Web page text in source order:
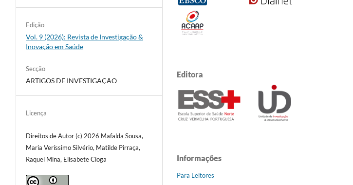
Edição
Vol. 9 (2026): Revista de Investigação &
Inovação em Saúde
Secção
ARTIGOS DE INVESTIGAÇÃO
Licença
Direitos de Autor (c) 2026 Mafalda Sousa,
Maria Veríssimo Silvério, Matilde Pirraça,
Raquel Mina, Elisabete Cioga
Editora
Informações
Para Leitores